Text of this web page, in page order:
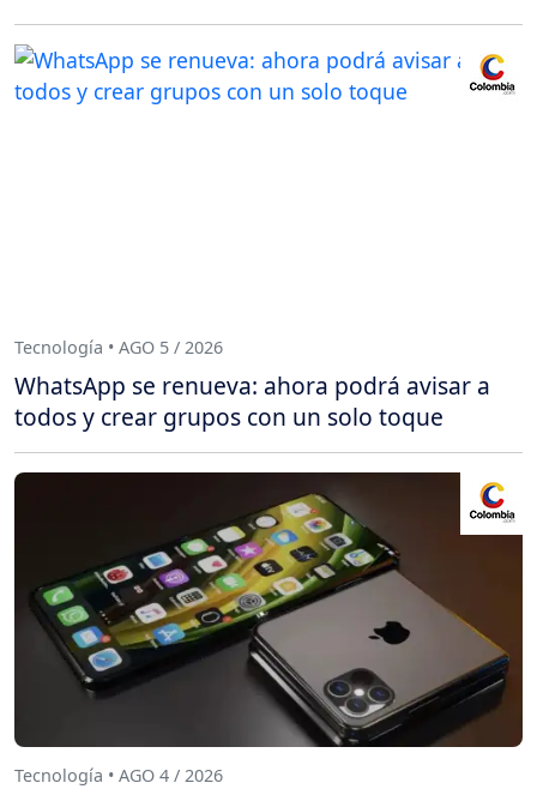
Tecnología • AGO 5 / 2026
WhatsApp se renueva: ahora podrá avisar a
todos y crear grupos con un solo toque
Tecnología • AGO 4 / 2026